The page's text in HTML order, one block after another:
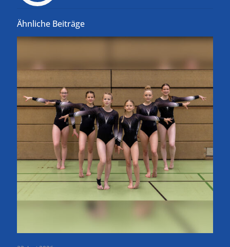
Ähnliche Beiträge